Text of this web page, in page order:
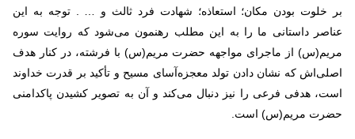
بر خلوت بودن مکان؛ استعاذه؛ شهادت فرد ثالث و … . توجه به این
عناصر داستانی ما را به این مطلب رهنمون می‌شود که روایت سوره
مریم(س) از ماجرای مواجهه حضرت مریم(س) با فرشته، در کنار هدف
اصلی‌اش که نشان دادن تولد معجزه‌آسای مسیح و تأکید بر قدرت خداوند
است، هدفی فرعی را نیز دنبال می‌کند و آن به تصویر کشیدن پاکدامنی
حضرت مریم(س) است